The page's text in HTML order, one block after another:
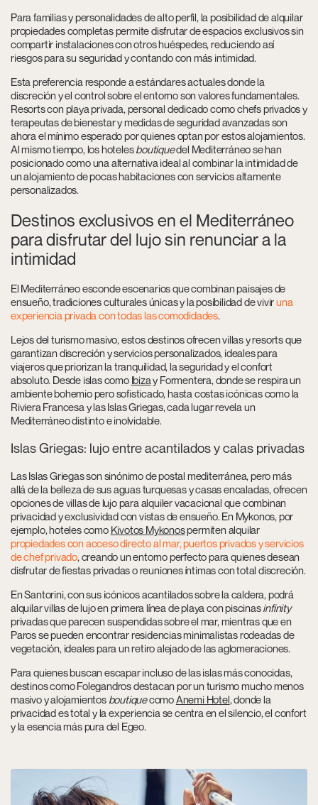
Para familias y personalidades de alto perfil, la posibilidad de alquilar
propiedades completas permite disfrutar de espacios exclusivos sin
compartir instalaciones con otros huéspedes, reduciendo así
riesgos para su seguridad y contando con más intimidad.
Esta preferencia responde a estándares actuales donde la
discreción y el control sobre el entorno son valores fundamentales.
Resorts con playa privada, personal dedicado como chefs privados y
terapeutas de bienestar y medidas de seguridad avanzadas son
ahora el mínimo esperado por quienes optan por estos alojamientos.
Al mismo tiempo, los hotelesboutiquedel Mediterráneo se han
posicionado como una alternativa ideal al combinar la intimidad de
un alojamiento de pocas habitaciones con servicios altamente
personalizados.
Destinos exclusivos en el Mediterráneo
para disfrutar del lujo sin renunciar a la
intimidad
El Mediterráneo esconde escenarios que combinan paisajes de
ensueño, tradiciones culturales únicas y la posibilidad de viviruna
experiencia privada con todas las comodidades.
Lejos del turismo masivo, estos destinos ofrecen villas y resorts que
garantizan discreción y servicios personalizados, ideales para
viajeros que priorizan la tranquilidad, la seguridad y el confort
absoluto. Desde islas como Ibizay Formentera, donde se respira un
ambiente bohemio pero sofisticado, hasta costas icónicas como la
Riviera Francesa y las Islas Griegas, cada lugar revela un
Mediterráneo distinto e inolvidable.
Islas Griegas: lujo entre acantilados y calas privadas
Las Islas Griegas son sinónimo de postal mediterránea, pero más
allá de la belleza de sus aguas turquesas y casas encaladas, ofrecen
opciones de villas de lujo para alquilervacacional que combinan
privacidad y exclusividad con vistas de ensueño. En Mykonos, por
ejemplo, hoteles como Kivotos Mykonospermiten alquilar
propiedades con acceso directo al mar, puertos privados y servicios
de chef privado, creando un entorno perfecto para quienes desean
disfrutar de fiestas privadas o reuniones íntimas con total discreción.
En Santorini, con sus icónicos acantilados sobre la caldera, podrá
alquilar villas de lujo en primera línea de playa con piscinasinfinity
privadas que parecen suspendidas sobre el mar, mientras que en
Paros se pueden encontrar residencias minimalistas rodeadas de
vegetación, ideales para un retiro alejado de las aglomeraciones.
Para quienes buscan escapar incluso de las islas más conocidas,
destinos como Folegandros destacan por un turismo mucho menos
masivo y alojamientos boutiquecomoAnemi Hotel, donde la
privacidad es total y la experiencia se centra en el silencio, el confort
y la esencia más pura del Egeo.